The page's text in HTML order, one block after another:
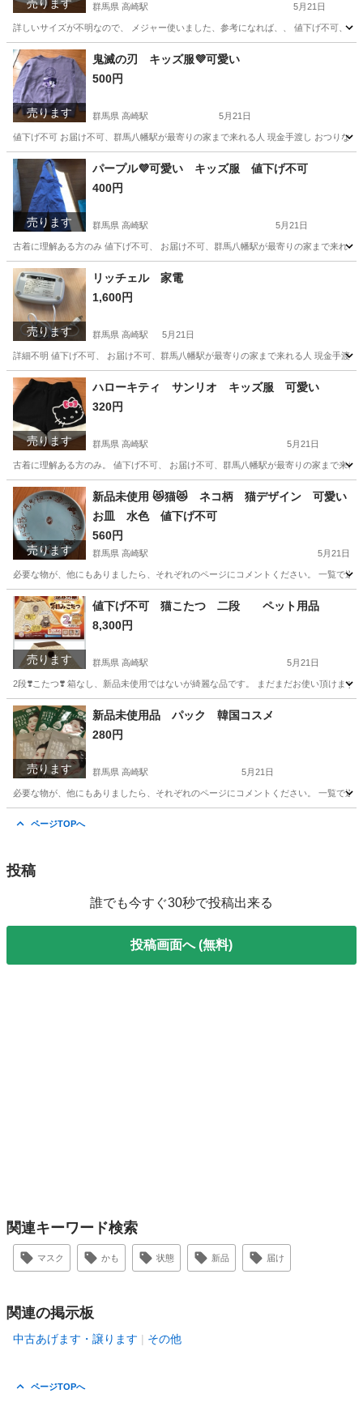
売ります 群馬県 高崎駅 5月21日
詳しいサイズが不明なので、 メジャー使いました、参考になれば、、 値下げ不可、
群馬 高崎市 高崎駅 その他 ハーフパンツ
売ります
鬼滅の刃 キッズ服💜可愛い
500円
群馬県 高崎駅 5月21日
値下げ不可 お届け不可、群馬八幡駅が最寄りの家まで来れる人 現金手渡し おつりな
群馬 高崎市 高崎駅 その他 鬼滅の刃
売ります
パープル💜可愛い キッズ服 値下げ不可
400円
群馬県 高崎駅 5月21日
古着に理解ある方のみ 値下げ不可、 お届け不可、群馬八幡駅が最寄りの家まで来れ
群馬 高崎市 高崎駅 その他
売ります
リッチェル 家電
1,600円
群馬県 高崎駅 5月21日
詳細不明 値下げ不可、 お届け不可、群馬八幡駅が最寄りの家まで来れる人 現金手渡
群馬 高崎市 リッチェル
売ります
ハローキティ サンリオ キッズ服 可愛い
320円
群馬県 高崎駅 5月21日
古着に理解ある方のみ。 値下げ不可、 お届け不可、群馬八幡駅が最寄りの家まで来
群馬 高崎市 高崎駅 キッズ用品 サンリオ
売ります
新品未使用 😻猫😻 ネコ柄 猫デザイン 可愛い
お皿 水色 値下げ不可
560円
群馬県 高崎駅 5月21日
必要な物が、他にもありましたら、それぞれのページにコメントください。 一覧で
群馬 高崎市 高崎駅 食器 水色
売ります
値下げ不可 猫こたつ 二段 ペット用品
8,300円
群馬県 高崎駅 5月21日
2段❣️こたつ❣️ 箱なし、新品未使用ではないが綺麗な品です。 まだまだお使い頂けま
群馬 高崎市 高崎駅 その他 二段
売ります
新品未使用品 パック 韓国コスメ
280円
群馬県 高崎駅 5月21日
必要な物が、他にもありましたら、それぞれのページにコメントください。 一覧で
ページTOPへ
投稿
誰でも今すぐ30秒で投稿出来る
投稿画面へ (無料)
関連キーワード検索
マスク かも 状態 新品 届け
関連の掲示板
中古あげます・譲ります その他
ページTOPへ